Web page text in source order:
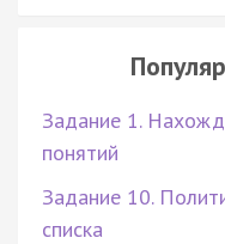
Задание 1.
понятий
Задание 10.
списка